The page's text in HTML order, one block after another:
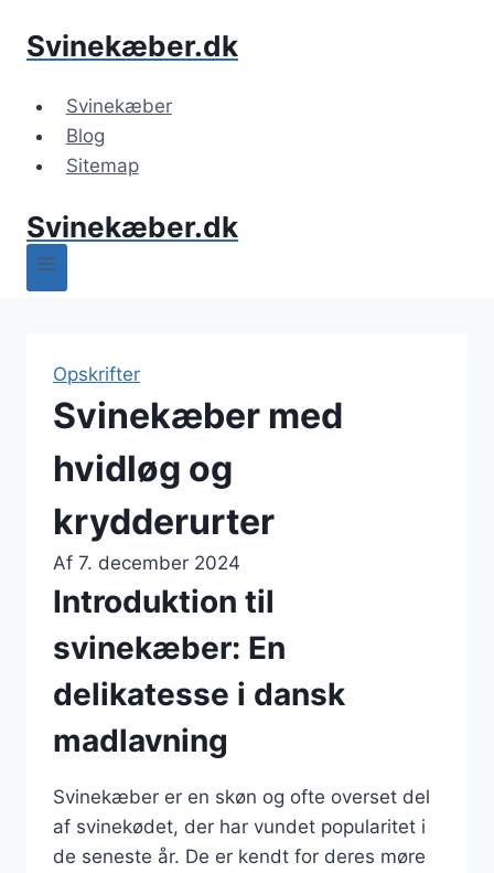
Svinekæber.dk
Svinekæber
Blog
Sitemap
Svinekæber.dk
Opskrifter
Svinekæber med
hvidløg og
krydderurter
Af 7. december 2024
Introduktion til
svinekæber: En
delikatesse i dansk
madlavning
Svinekæber er en skøn og ofte overset del
af svinekødet, der har vundet popularitet i
de seneste år. De er kendt for deres møre